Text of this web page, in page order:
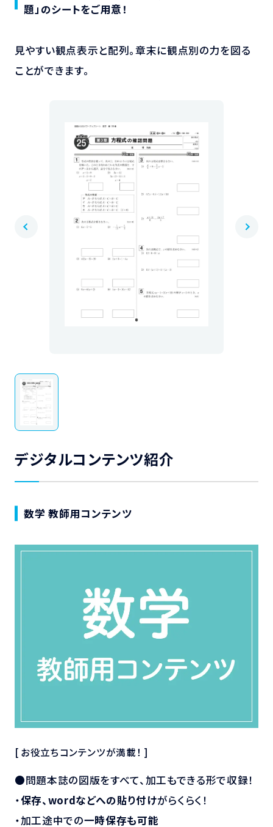
題」のシートをご用意！
見やすい観点表示と配列。章末に観点別の力を図る
ことができます。
デジタルコンテンツ紹介
数学 教師用コンテンツ
[ お役立ちコンテンツが満載！ ]
●問題本誌の図版をすべて、加工もできる形で収録！
・保存、wordなどへの貼り付けがらくらく！
・加工途中での一時保存も可能